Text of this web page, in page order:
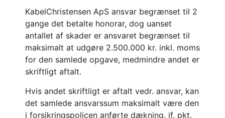
KabelChristensen ApS ansvar begrænset til 2
gange det betalte honorar, dog uanset
antallet af skader er ansvaret begrænset til
maksimalt at udgøre 2.500.000 kr. inkl. moms
for den samlede opgave, medmindre andet er
skriftligt aftalt.
Hvis andet skriftligt er aftalt vedr. ansvar, kan
det samlede ansvarssum maksimalt være den
i forsikringspolicen anførte dækning, jf. pkt.